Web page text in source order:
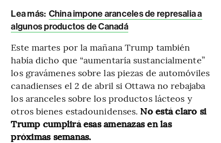
Lea más: China impone aranceles de represalia a
algunos productos de Canadá
Este martes por la mañana Trump también
había dicho que “aumentaría sustancialmente”
los gravámenes sobre las piezas de automóviles
canadienses el 2 de abril si Ottawa no rebajaba
los aranceles sobre los productos lácteos y
otros bienes estadounidenses. No está claro si
Trump cumplirá esas amenazas en las
próximas semanas.